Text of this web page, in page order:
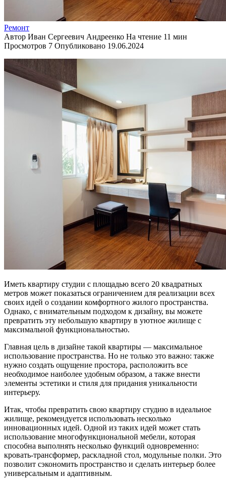
Ремонт
Автор Иван Сергеевич Андреенко На чтение 11 мин
Просмотров 7 Опубликовано 19.06.2024
Иметь квартиру студии с площадью всего 20 квадратных
метров может показаться ограничением для реализации всех
своих идей о создании комфортного жилого пространства.
Однако, с внимательным подходом к дизайну, вы можете
превратить эту небольшую квартиру в уютное жилище с
максимальной функциональностью.
Главная цель в дизайне такой квартиры — максимальное
использование пространства. Но не только это важно: также
нужно создать ощущение простора, расположить все
необходимое наиболее удобным образом, а также внести
элементы эстетики и стиля для придания уникальности
интерьеру.
Итак, чтобы превратить свою квартиру студию в идеальное
жилище, рекомендуется использовать несколько
инновационных идей. Одной из таких идей может стать
использование многофункциональной мебели, которая
способна выполнять несколько функций одновременно:
кровать-трансформер, раскладной стол, модульные полки. Это
позволит сэкономить пространство и сделать интерьер более
универсальным и адаптивным.